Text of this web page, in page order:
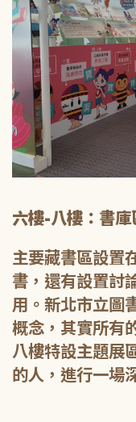
六樓-八樓：書
主要藏書區設置
書，還有設置討
用。新北市立圖
概念，其實所有
八樓特設主題展
的人，進行一場